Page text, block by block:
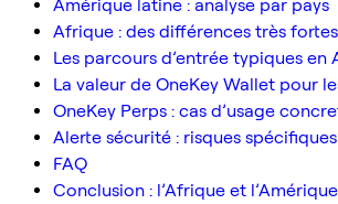
Amérique latine : analyse par pays
Afrique : des différences très
Les parcours d’entrée typiques
La valeur de OneKey Wallet pour
OneKey Perps : cas d’usage
Alerte sécurité : risques
FAQ
Conclusion : l’Afrique et